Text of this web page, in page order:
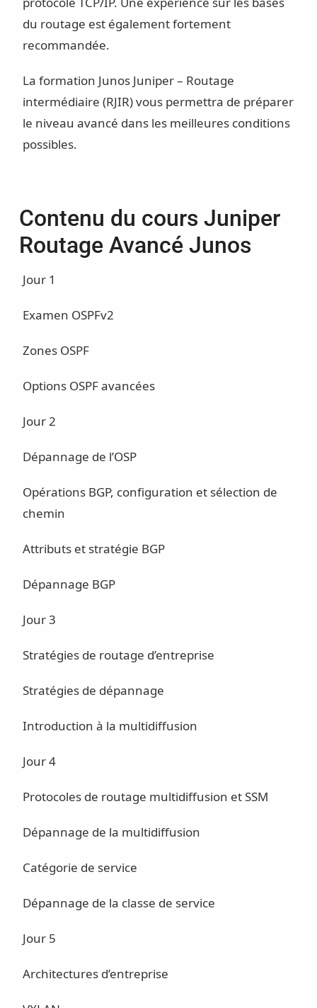
du routage est également fortement
recommandée.
La formation Junos Juniper – Routage
intermédiaire (RJIR) vous permettra de préparer
le niveau avancé dans les meilleures conditions
possibles.
Contenu du cours Juniper
Routage Avancé Junos
Jour 1
Examen OSPFv2
Zones OSPF
Options OSPF avancées
Jour 2
Dépannage de l’OSP
Opérations BGP, configuration et sélection de
chemin
Attributs et stratégie BGP
Dépannage BGP
Jour 3
Stratégies de routage d’entreprise
Stratégies de dépannage
Introduction à la multidiffusion
Jour 4
Protocoles de routage multidiffusion et SSM
Dépannage de la multidiffusion
Catégorie de service
Dépannage de la classe de service
Jour 5
Architectures d’entreprise